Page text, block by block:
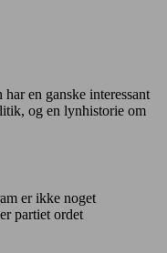
en ganske interessant
og en lynhistorie om
er ikke noget
partiet ordet